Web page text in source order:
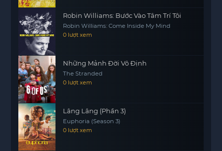
Robin Williams: Bước Vào Tâm Trí Tôi
Robin Williams: Come Inside My Mind
0 lượt xem
Những Mảnh Đời Vô Định
The Stranded
0 lượt xem
Lâng Lâng (Phần 3)
Euphoria (Season 3)
0 lượt xem